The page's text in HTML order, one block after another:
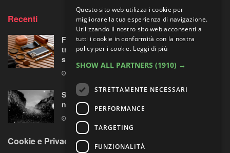
Recenti
Fotorgear Retro Photography Kit: l’iPhone si
traveste da fotocamera, ma ha davvero
senso?
Sperimentazioni artistiche sui paesaggi
nordici
Cookie e Privacy Policy
Questo sito web utilizza i cookie per
migliorare la tua esperienza di navigazione.
Utilizzando il nostro sito web acconsenti a
tutti i cookie in conformità con la nostra
policy per i cookie. Leggi di più
SHOW ALL PARTNERS (1910) →
STRETTAMENTE NECESSARI
PERFORMANCE
TARGETING
FUNZIONALITÀ